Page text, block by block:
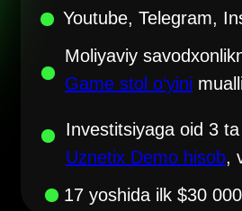
Moliyaviy
Game stol o‘yini
Investitsiyaga oid 3
Uznetix Demo hisob,
Youtube, Telegram,
17 yoshida ilk $30